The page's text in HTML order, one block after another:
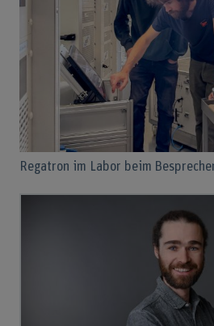
Regatron im Labor beim